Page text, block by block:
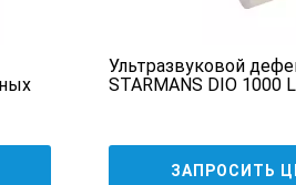
регистрации
Гц
Ультразвуковой
STARMANS DIO 1000
ЗАПРОСИТЬ